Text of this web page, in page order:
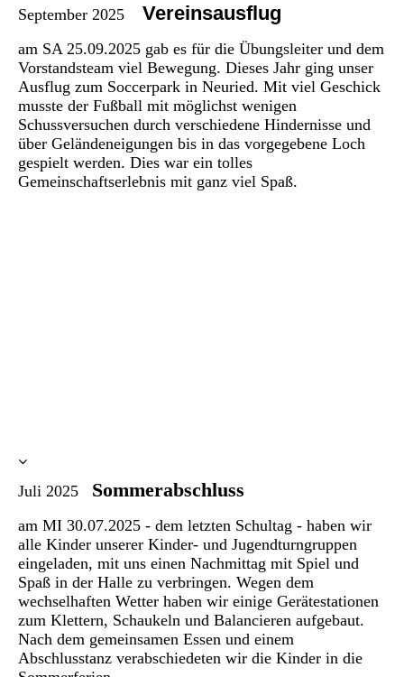
September 2025 Vereinsausflug
am SA 25.09.2025 gab es für die Übungsleiter und dem
Vorstandsteam viel Bewegung. Dieses Jahr ging unser
Ausflug zum Soccerpark in Neuried. Mit viel Geschick
musste der Fußball mit möglichst wenigen
Schussversuchen durch verschiedene Hindernisse und
über Geländeneigungen bis in das vorgegebene Loch
gespielt werden. Dies war ein tolles
Gemeinschaftserlebnis mit ganz viel Spaß.
Juli 2025 Sommerabschluss
am MI 30.07.2025 - dem letzten Schultag - haben wir
alle Kinder unserer Kinder- und Jugendturngruppen
eingeladen, mit uns einen Nachmittag mit Spiel und
Spaß in der Halle zu verbringen. Wegen dem
wechselhaften Wetter haben wir einige Gerätestationen
zum Klettern, Schaukeln und Balancieren aufgebaut.
Nach dem gemeinsamen Essen und einem
Abschlusstanz verabschiedeten wir die Kinder in die